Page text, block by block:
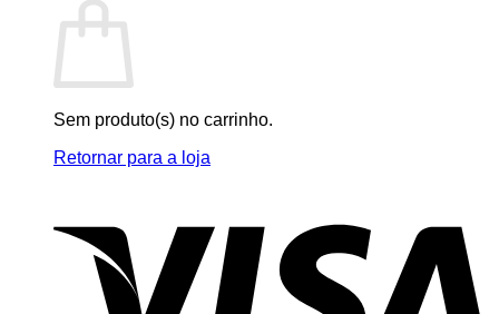
Sem produto(s) no carrinho.
Retornar para a loja